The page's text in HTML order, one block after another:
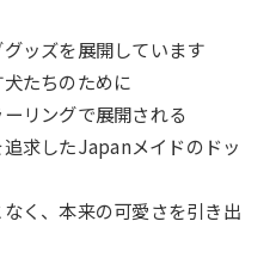
ッズを展開しています
たちのために
リングで展開される
求したJapanメイドのドッ
く、本来の可愛さを引き出